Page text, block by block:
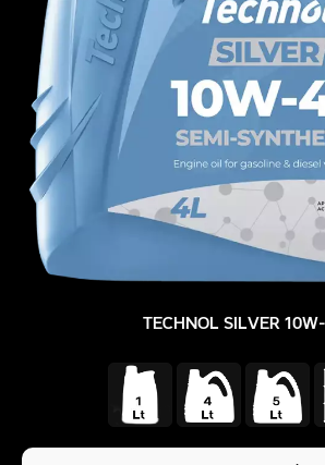
TECHNOL SILVER